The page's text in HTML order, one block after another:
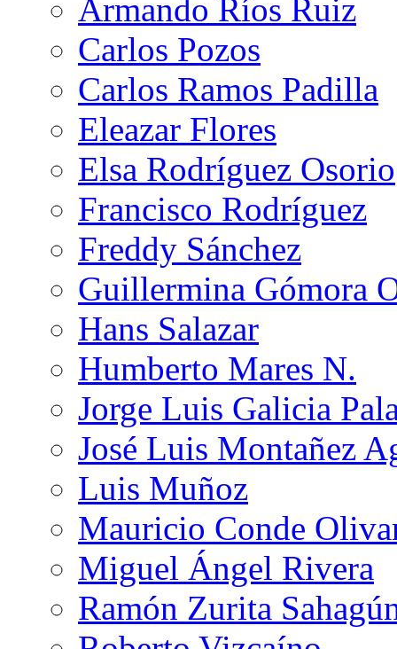
Armando Ríos Ruiz
Carlos Pozos
Carlos Ramos Padilla
Eleazar Flores
Elsa Rodríguez Osorio
Francisco Rodríguez
Freddy Sánchez
Guillermina Gómora
Hans Salazar
Humberto Mares N.
Jorge Luis Galicia
José Luis Montañez
Luis Muñoz
Mauricio Conde
Miguel Ángel Rivera
Ramón Zurita